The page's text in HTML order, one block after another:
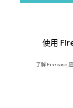
使用
了解 Firebase